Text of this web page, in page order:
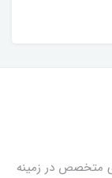
داشتن نیروهای متخصص در زمینه